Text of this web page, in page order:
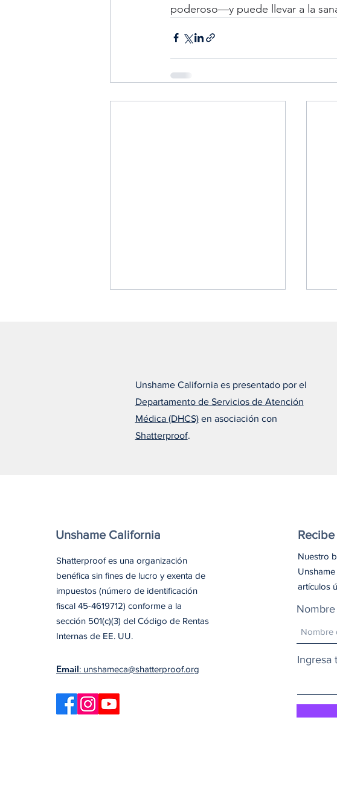
poderoso—y puede llevar a la
Alfonso cree que el
tratamiento adecuado lo
cambió todo
Unshame California es presentado por el
Departamento de Servicios de Atención
Médica (DHCS)en asociación con
Shatterproof.
Unshame California
Shatterproof es una organización
benéfica sin fines de lucro y exenta de
impuestos (número de identificación
fiscal 45-4619712) conforme a la
sección 501(c)(3) del Código de Rentas
Internas de EE. UU.
Email: unshameca@shatterproof.org
Nuestro
artículos
Ingresa